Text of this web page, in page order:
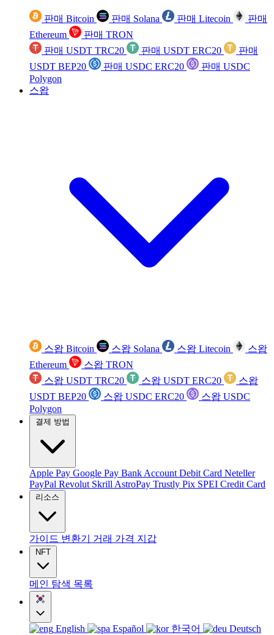
판매 Bitcoin 판매 Solana 판매 Litecoin
판매
Ethereum
판매 TRON
판매 USDT TRC20
판매 USDT ERC20
판매
USDT BEP20
판매 USDC ERC20
판매 USDC
Polygon
스왑
스왑 Bitcoin 스왑 Solana 스왑 Litecoin
스왑
Ethereum
스왑 TRON
스왑 USDT TRC20
스왑 USDT ERC20
스왑
USDT BEP20
스왑 USDC ERC20
스왑 USDC
Polygon
결제 방법
Apple Pay Google Pay Bank Account Debit Card Neteller
PayPal Revolut Skrill AstroPay Trustly Pix SPEI Credit Card
리소스
가이드 변환기 거래 가격 지갑
NFT
메인 탐색 목록
English Español 한국어
Deutsch